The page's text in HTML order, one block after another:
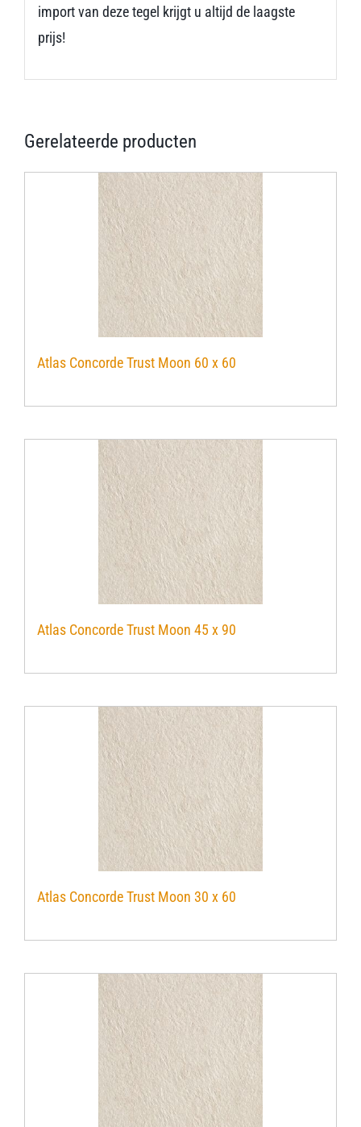
import van deze tegel krijgt u altijd de laagste
prijs!
Gerelateerde producten
Atlas Concorde Trust Moon 60 x 60
Atlas Concorde Trust Moon 45 x 90
Atlas Concorde Trust Moon 30 x 60